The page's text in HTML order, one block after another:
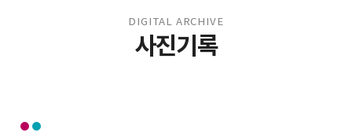
DIGITAL ARCHIVE
사진기록